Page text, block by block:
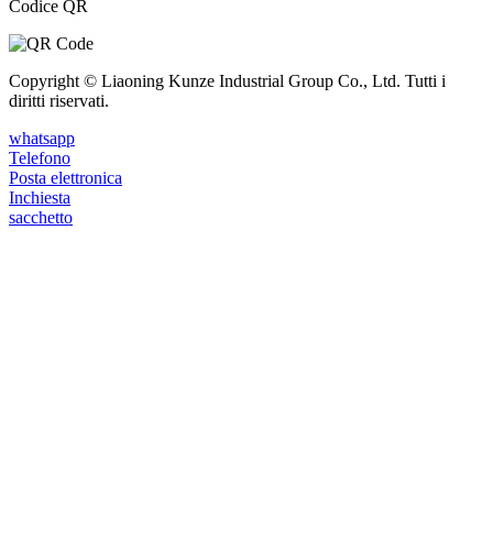
Codice QR
Copyright © Liaoning Kunze Industrial Group Co., Ltd. Tutti i
diritti riservati.
whatsapp
Telefono
Posta elettronica
Inchiesta
sacchetto